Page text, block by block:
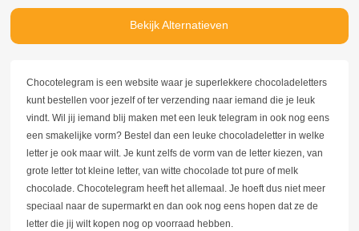
Bekijk Alternatieven
Chocotelegram is een website waar je superlekkere chocoladeletters
kunt bestellen voor jezelf of ter verzending naar iemand die je leuk
vindt. Wil jij iemand blij maken met een leuk telegram in ook nog eens
een smakelijke vorm? Bestel dan een leuke chocoladeletter in welke
letter je ook maar wilt. Je kunt zelfs de vorm van de letter kiezen, van
grote letter tot kleine letter, van witte chocolade tot pure of melk
chocolade. Chocotelegram heeft het allemaal. Je hoeft dus niet meer
speciaal naar de supermarkt en dan ook nog eens hopen dat ze de
letter die jij wilt kopen nog op voorraad hebben.